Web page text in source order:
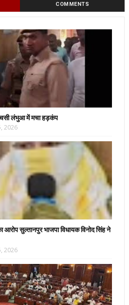
COMMENTS
लंभुआ में मचा हड़कंप
2026
आरोप सुल्तानपुर भाजपा विधायक विनोद सिंह ने
2026